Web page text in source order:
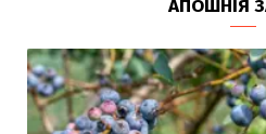
АПОШНІЯ